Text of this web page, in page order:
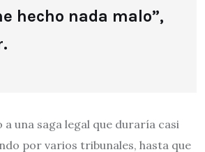
hecho nada malo”,
una saga legal que duraría casi
por varios tribunales, hasta que